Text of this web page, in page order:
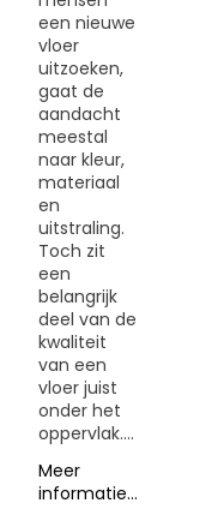
een nieuwe
vloer
uitzoeken,
gaat de
aandacht
meestal
naar kleur,
materiaal
en
uitstraling.
Toch zit
een
belangrijk
deel van de
kwaliteit
van een
vloer juist
onder het
oppervlak....
Meer
informatie...